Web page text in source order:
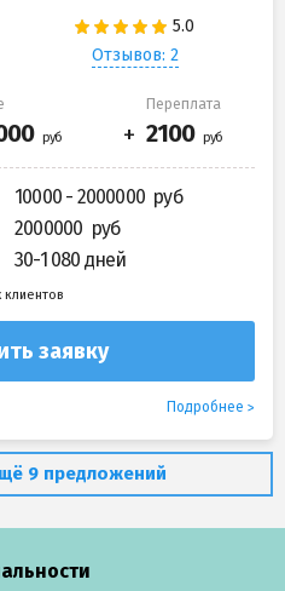
Отзывов: 2
Переплата
10000 - 2000000
2000000
30-1 080 дней
заявку
Подробнее
9 предложений